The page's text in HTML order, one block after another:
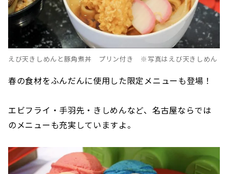
えび天きしめんと豚角煮丼 プリン付き ※写真はえび天きしめん
春の食材をふんだんに使用した限定メニューも登場！
エビフライ・手羽先・きしめんなど、名古屋ならでは
のメニューも充実していますよ。